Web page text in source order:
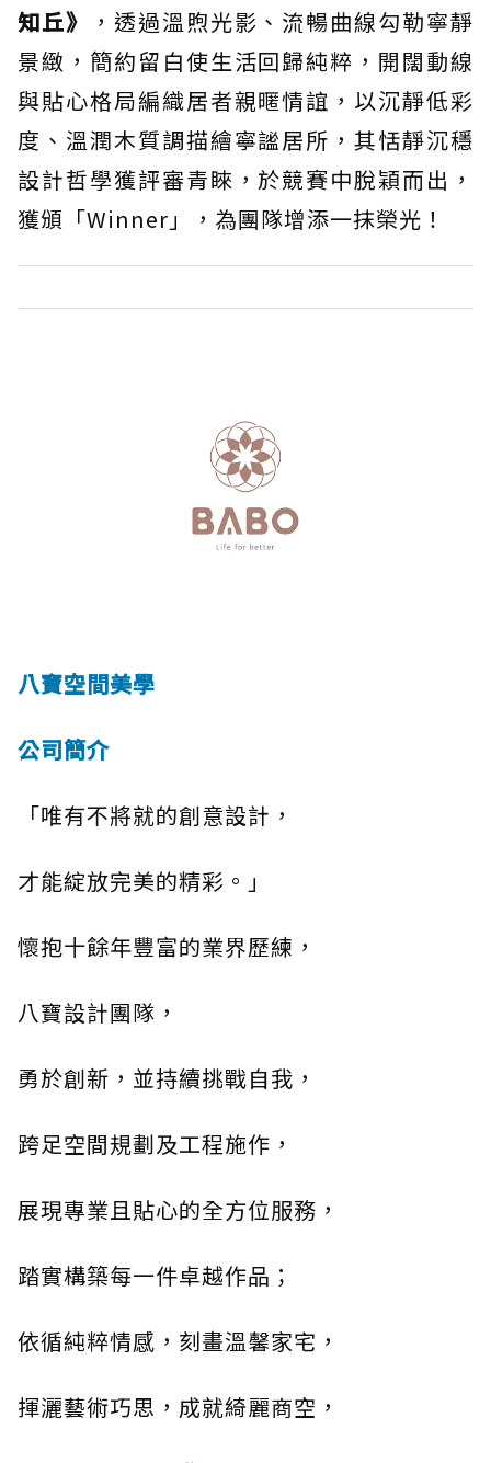
知丘》
，透過溫煦光影、流暢曲線勾勒寧靜
景緻，簡約留白使生活回歸純粹，開闊動線
與貼心格局編織居者親暱情誼，以沉靜低彩
度、溫潤木質調描繪寧謐居所，其恬靜沉穩
設計哲學獲評審青睞，於競賽中脫穎而出，
獲頒「Winner」，為團隊增添一抹榮光！
八寶空間美學
公司簡介
「唯有不將就的創意設計，
才能綻放完美的精彩。」
懷抱十餘年豐富的業界歷練，
八寶設計團隊，
勇於創新，並持續挑戰自我，
跨足空間規劃及工程施作，
展現專業且貼心的全方位服務，
踏實構築每一件卓越作品；
依循純粹情感，刻畫溫馨家宅，
揮灑藝術巧思，成就綺麗商空，